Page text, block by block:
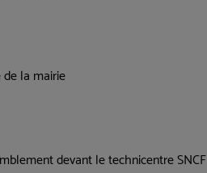
la mairie
devant le technicentre SNCF